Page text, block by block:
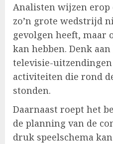
Analisten wijzen
zo’n grote wedstrijd
gevolgen heeft, maar
kan hebben. Denk
televisie-
activiteiten die rond
stonden.
Daarnaast roept het
de planning van de
druk speelschema